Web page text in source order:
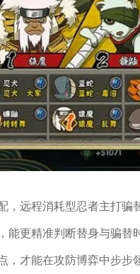
，远程消耗型忍者主打
能更精准判断替身与骗
，才能在攻防博弈中步步